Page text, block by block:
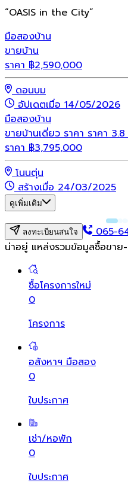
“OASIS in the City”
มือสองบ้าน
ขายบ้าน
ราคา ฿2,590,000
ดอนบม
อัปเดตเมื่อ 14/05/2026
มือสองบ้าน
ขายบ้านเดี่ยว ราคา ราคา
ราคา ฿3,795,000
โนนตุ่น
สร้างเมื่อ 24/03/2025
ดูเพิ่มเติม
ลงทะเบียนสนใจ 065-
น่าอยู่ แหล่งรวมข้อมูลซื้อขาย
ซื้อโครงการใหม่
0
โครงการ
อสังหาฯ มือสอง
0
ใบประกาศ
เช่า/หอพัก
0
ใบประกาศ